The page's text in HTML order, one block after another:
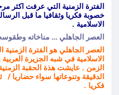
الفترة الزمنية التي عرفت اكثر
خصوبة فكريا وثقافيا ما قبل
الاسلامية .
العصر الجاهلي … مناخاته وطقوسه
العصر الجاهلي هو الفترة
الاسلامية في شبه الجزيرة
الزمن . عايشت هذة الحقبة
الدقيقة وتنوعاتها سواء حضاريا /
فكريا .